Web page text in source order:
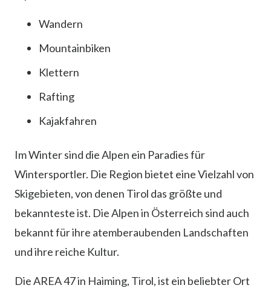
Wandern
Mountainbiken
Klettern
Rafting
Kajakfahren
Im Winter sind die Alpen ein Paradies für
Wintersportler. Die Region bietet eine Vielzahl von
Skigebieten, von denen Tirol das größte und
bekannteste ist. Die Alpen in Österreich sind auch
bekannt für ihre atemberaubenden Landschaften
und ihre reiche Kultur.
Die AREA 47 in Haiming, Tirol, ist ein beliebter Ort